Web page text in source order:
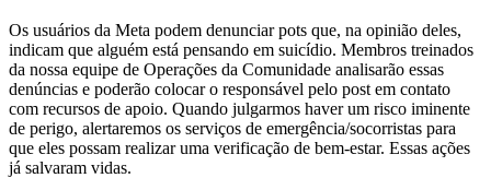
Os usuários da Meta podem denunciar pots que, na opinião deles,
indicam que alguém está pensando em suicídio. Membros treinados
da nossa equipe de Operações da Comunidade analisarão essas
denúncias e poderão colocar o responsável pelo post em contato
com recursos de apoio. Quando julgarmos haver um risco iminente
de perigo, alertaremos os serviços de emergência/socorristas para
que eles possam realizar uma verificação de bem-estar. Essas ações
já salvaram vidas.